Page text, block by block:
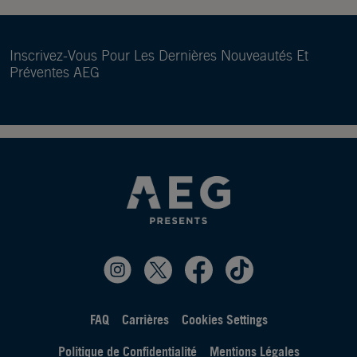
Inscrivez-Vous Pour Les Dernières Nouveautés Et
Préventes AEG
FAQ Carrières
Cookies Settings
Politique de Confidentialité
Mentions Légales